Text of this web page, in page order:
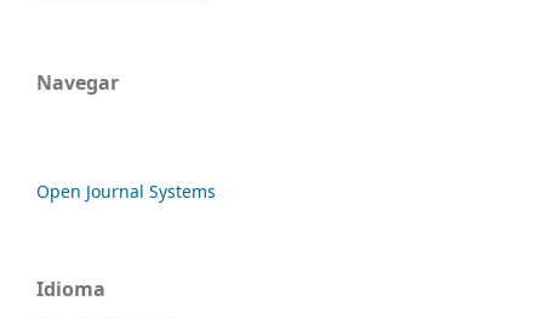
Navegar
Open Journal Systems
Idioma